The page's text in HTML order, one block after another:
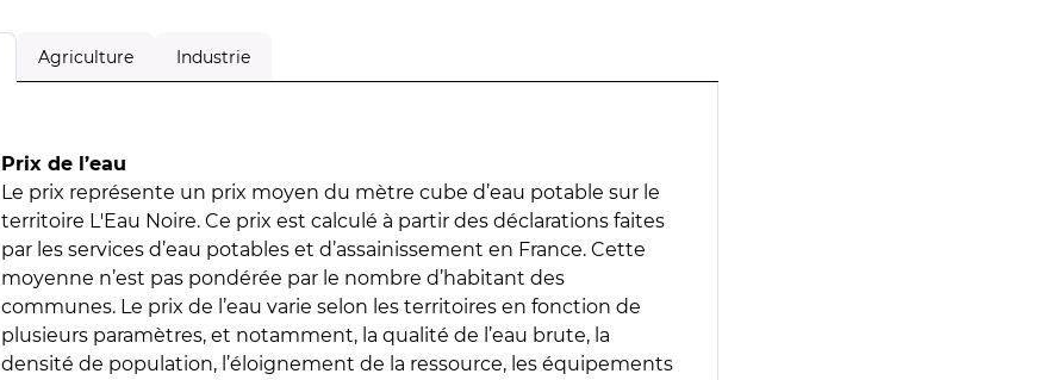
Agriculture Industrie
Prix de l’eau
Le prix représente un prix moyen du mètre cube d’eau potable sur le
territoire L'Eau Noire. Ce prix est calculé à partir des déclarations faites
par les services d’eau potables et d’assainissement en France. Cette
moyenne n’est pas pondérée par le nombre d’habitant des
communes. Le prix de l’eau varie selon les territoires en fonction de
plusieurs paramètres, et notamment, la qualité de l’eau brute, la
densité de population, l’éloignement de la ressource, les équipements